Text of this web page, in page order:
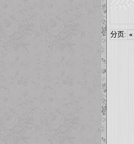
分页: «